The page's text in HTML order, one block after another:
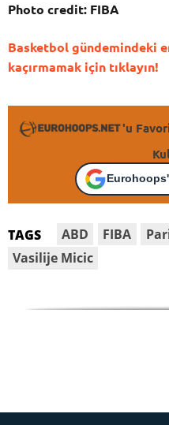
Photo credit: FIBA
Basketbol gündemindeki
kaçırmamak için tıklayın!
'u
TAGS ABD FIBA
Vasilije Micic